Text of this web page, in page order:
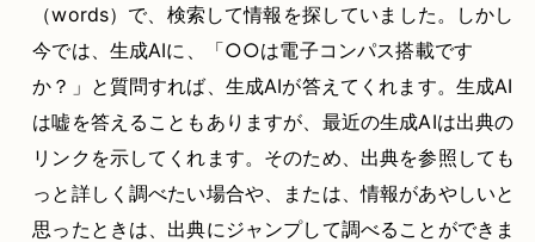
（words）で、検索して情報を探していました。しかし
今では、生成AIに、「○○は電子コンパス搭載です
か？」と質問すれば、生成AIが答えてくれます。生成AI
は嘘を答えることもありますが、最近の生成AIは出典の
リンクを示してくれます。そのため、出典を参照しても
っと詳しく調べたい場合や、または、情報があやしいと
思ったときは、出典にジャンプして調べることができま